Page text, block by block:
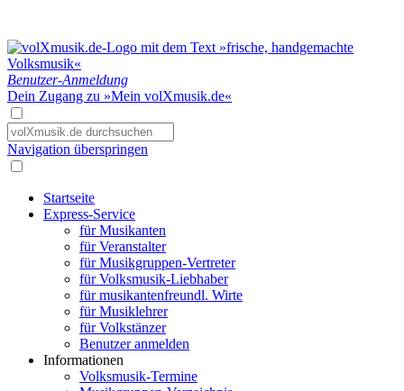
Benutzer-Anmeldung
Dein Zugang zu »Mein volXmusik.de«
Navigation überspringen
Startseite
Express-Service
für Musikanten
für Veranstalter
für Musikgruppen-Vertreter
für Volksmusik-Liebhaber
für musikantenfreundl. Wirte
für Musiklehrer
für Volkstänzer
Benutzer anmelden
Informationen
Volksmusik-Termine